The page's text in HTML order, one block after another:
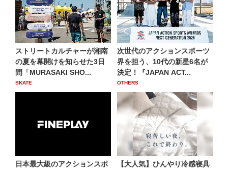
ストリートカルチャーが湘南
の夏を幕開けを知らせた3日
間「MURASAKI SHO...
SKATE
次世代のアクションスポーツ
界を担う、10代の新星6名が
決定！『JAPAN ACT...
OTHERS
日本最大級のアクションスポ
【大人気】ひんやり冷感寝具